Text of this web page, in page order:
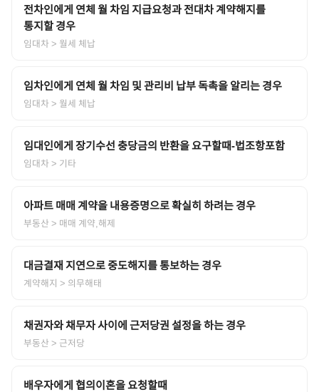
전차인에게 연체 월 차임 지급요청과 전대차 계약해지를
통지할 경우
임대차> 월세 체납
임차인에게 연체 월 차임 및 관리비 납부 독촉을 알리는 경우
임대차> 월세 체납
임대인에게 장기수선 충당금의 반환을 요구할때-법조항포함
임대차> 기타
아파트 매매 계약을 내용증명으로 확실히 하려는 경우
부동산 > 매매 계약,해제
대금결재 지연으로 중도해지를 통보하는 경우
계약해지 > 의무해태
채권자와 채무자 사이에 근저당권 설정을 하는 경우
부동산 > 근저당
배우자에게 협의이혼을 요청할때